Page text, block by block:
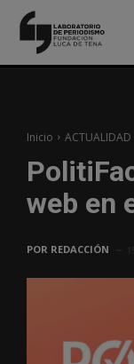
Inicio ACTUALIDAD
web en
POR REDACCIÓN